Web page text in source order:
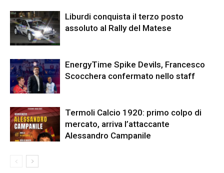
Liburdi conquista il terzo posto
assoluto al Rally del Matese
EnergyTime Spike Devils, Francesco
Scocchera confermato nello staff
Termoli Calcio 1920: primo colpo di
mercato, arriva l’attaccante
Alessandro Campanile